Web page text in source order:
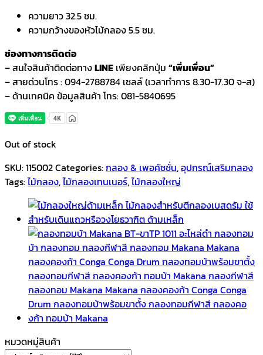
ความยาว 32.5 ซม.
ความกว้างของหัวไม้กลอง 5.5 ซม.
ช่องทางการติดต่อ
– สนใจสินค้าติดต่อทางLINE เพียงคลิกปุ่ม “เพิ่มเพื่อน”
– สายด่วนโทร : 094-2788784 เซลล์ (เวลาทำการ 8.30-17.30 จ-ส)
– ด้านเทคนิค ข้อมูลสินค้า โทร: 081-5840695
Out of stock
SKU:115002Categories:กลอง & เพอคัชชั่น,อุปกรณ์เสริมกลอง
Tags:ไม้กลอง,ไม้กลองเทนเนอร์,ไม้กลองใหญ่
หมวดหมู่สินค้า